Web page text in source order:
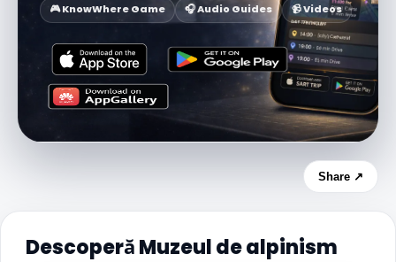
🎮 KnowWhere Game
🎧 Audio Guides 📹 Videos
Share ↗
Descoperă Muzeul de alpinism